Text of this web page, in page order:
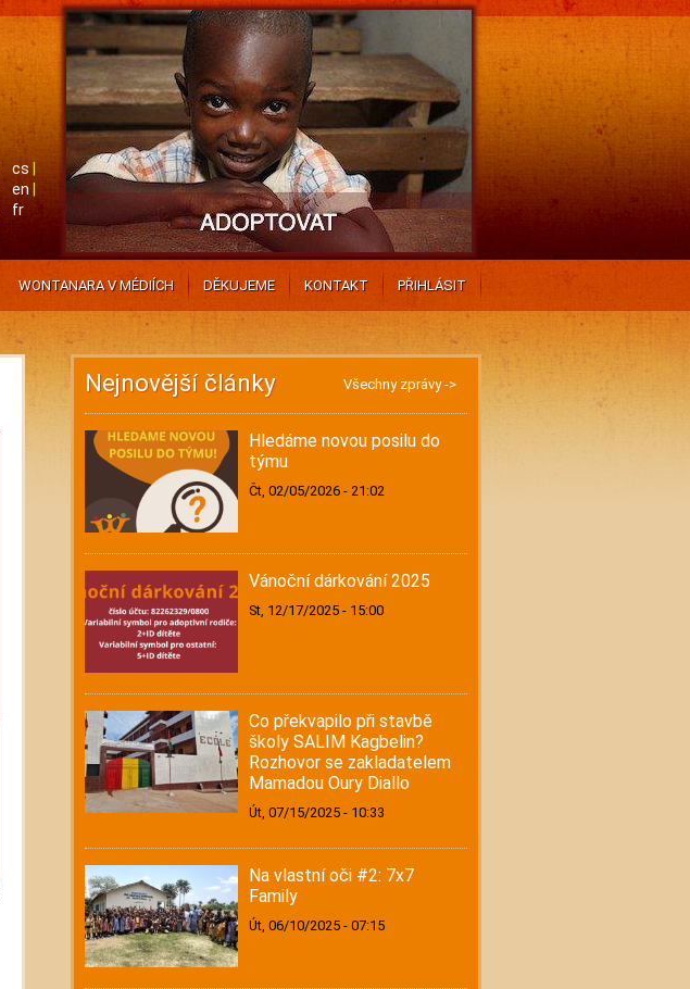
cs
en
fr
WONTANARA V MÉDIÍCH DĚKUJEME KONTAKT PŘIHLÁSIT
Nejnovější články Všechny zprávy ->
Hledáme novou posilu do
týmu
Čt, 02/05/2026 - 21:02
Vánoční dárkování 2025
St, 12/17/2025 - 15:00
Co překvapilo při stavbě
školy SALIM Kagbelin?
Rozhovor se zakladatelem
Mamadou Oury Diallo
Út, 07/15/2025 - 10:33
Na vlastní oči #2: 7x7
Family
Út, 06/10/2025 - 07:15